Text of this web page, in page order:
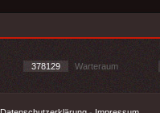
378129 Warteraum